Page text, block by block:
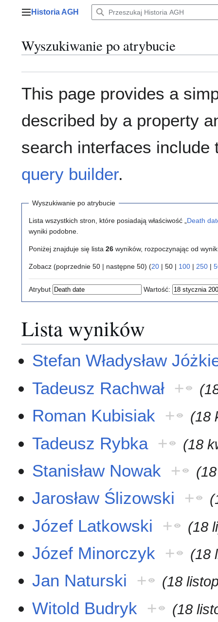
Menu główne
Historia AGH
Wyszukiwanie po atrybucie
This page provides a
described by a property
search interfaces include
query builder.
Wyszukiwanie po atrybucie
Lista wszystkich stron, które posiadają właściwość „ Death
wyniki podobne.
Poniżej znajduje się lista 26 wyników, rozpoczynając od
Zobacz (poprzednie 50 | następne 50) (20 | 50 | 100 | 250 |
Atrybut Wartość:
Lista wyników
Stefan Władysław
Tadeusz Rachwał +
Roman Kubisiak + (18
Tadeusz Rybka + (18
Stanisław Nowak +
Jarosław Ślizowski +
Józef Latkowski + (18
Józef Minorczyk + (18
Jan Naturski + (18
Witold Budryk + (18